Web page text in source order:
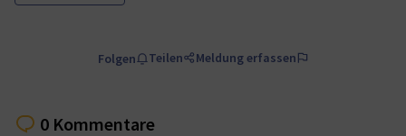
Folgen Teilen Meldung erfassen
0 Kommentare